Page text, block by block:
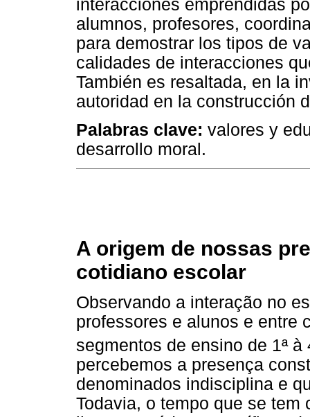
interacciones emprendidas
alumnos, profesores,
para demostrar los tipos de
calidades de interacciones
También es resaltada, en la
autoridad en la construcción
Palabras clave: valores y
desarrollo moral.
A origem de nossas
cotidiano escolar
Observando a interação no
professores e alunos e entre
segmentos de ensino de 1ª à
percebemos a presença
denominados indisciplina e
Todavia, o tempo que se